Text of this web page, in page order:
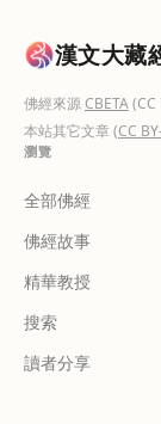
漢文大
佛經來源CBETA(CC
本站其它文章(CC
瀏覽
全部佛經
佛經故事
精華教授
搜索
讀者分享